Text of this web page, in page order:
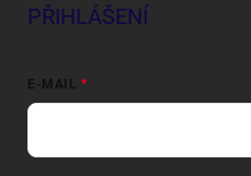
PŘIHLÁŠENÍ
E-MAIL